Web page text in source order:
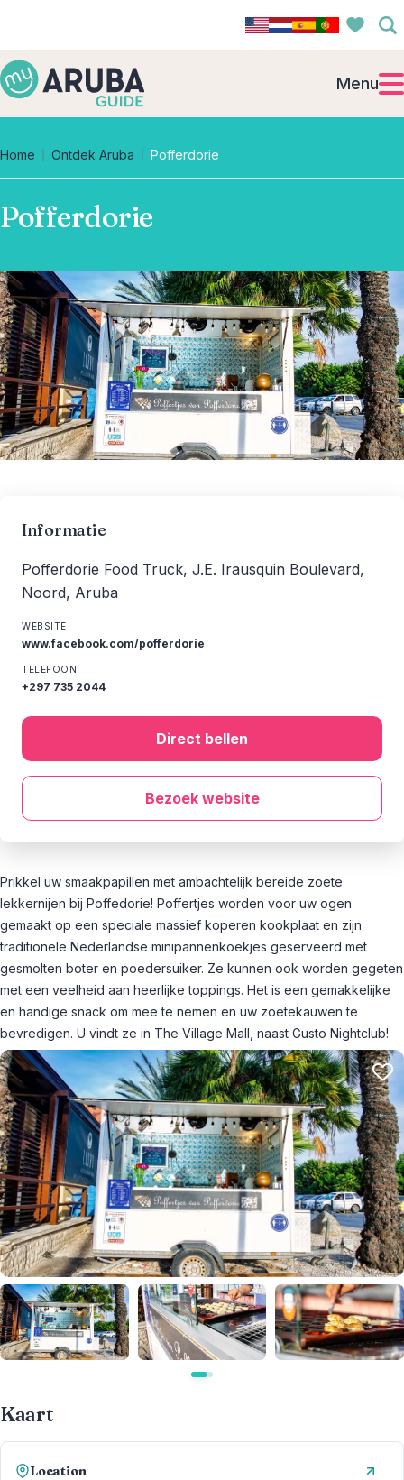
Menu
Home Ontdek Aruba Pofferdorie
Pofferdorie
Prikkel uw smaakpapillen met ambachtelijk bereide zoete
lekkernijen bij Poffedorie! Poffertjes worden voor uw ogen
gemaakt op een speciale massief koperen kookplaat en zijn
traditionele Nederlandse minipannenkoekjes geserveerd met
gesmolten boter en poedersuiker. Ze kunnen ook worden gegeten
met een veelheid aan heerlijke toppings. Het is een gemakkelijke
en handige snack om mee te nemen en uw zoetekauwen te
bevredigen. U vindt ze in The Village Mall, naast Gusto Nightclub!
Kaart
Location
Informatie
Pofferdorie Food Truck, J.E. Irausquin Boulevard,
Noord, Aruba
WEBSITE
www.facebook.com/pofferdorie
TELEFOON
+297 735 2044
Direct bellen
Bezoek website